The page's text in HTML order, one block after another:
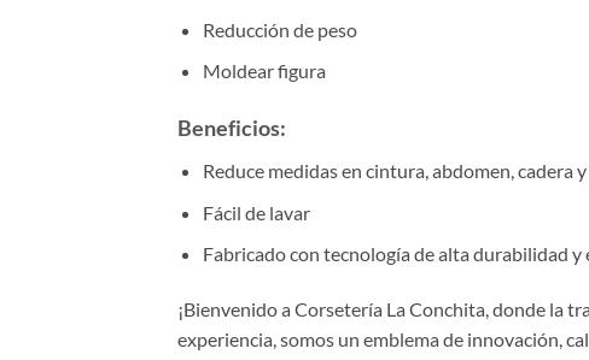
Reducción de peso
Moldear figura
Beneficios:
Reduce medidas en cintura, abdomen, cadera
Fácil de lavar
Fabricado con tecnología de alta durabilidad
¡Bienvenido a Corsetería La Conchita, donde la
experiencia, somos un emblema de innovación,